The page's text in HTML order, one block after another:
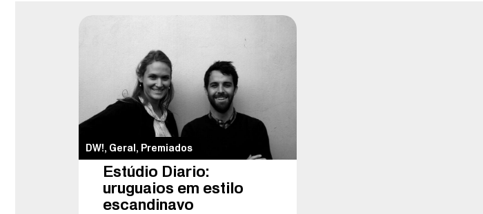
DW!, Geral, Premiados
Estúdio Diario:
uruguaios em estilo
escandinavo